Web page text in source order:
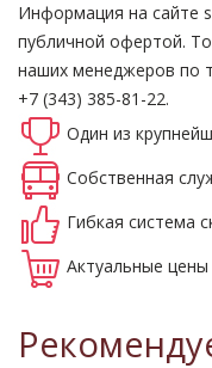
Информация на сайте
публичной офертой.
наших менеджеров по
+7 (343) 385-81-22.
Один из
Собственная
Гибкая система
Актуальные цены